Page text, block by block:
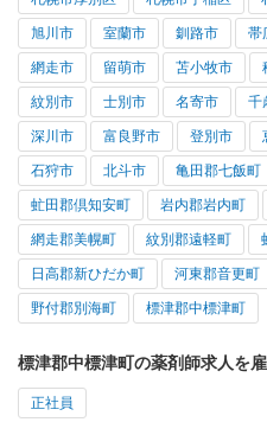
旭川市 室蘭市 釧路市 帯
網走市 留萌市 苫小牧市
紋別市 士別市 名寄市 千
深川市 富良野市 登別市
石狩市 北斗市 亀田郡七飯町
虻田郡倶知安町 岩内郡岩内町
網走郡美幌町 紋別郡遠軽町
日高郡新ひだか町 河東郡音更町
野付郡別海町 標津郡中標津町
標津郡中標津町の薬剤師求人を
正社員